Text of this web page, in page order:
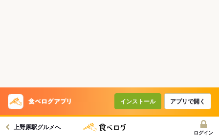
インストール アプリで開く
上野原駅グルメへ
ログイン